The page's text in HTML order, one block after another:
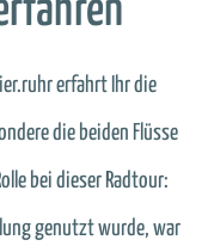
erfahrt Ihr die
die beiden Flüsse
bei dieser Radtour:
genutzt wurde, war